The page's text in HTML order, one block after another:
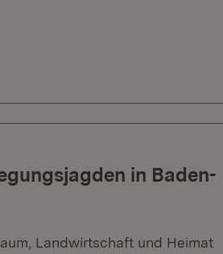
in Baden-
Landwirtschaft und Heimat